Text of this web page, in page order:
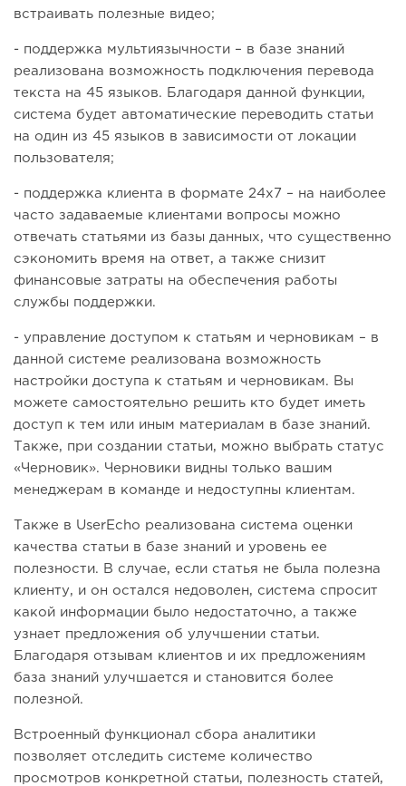
встраивать полезные видео;
- поддержка мультиязычности – в базе знаний
реализована возможность подключения перевода
текста на 45 языков. Благодаря данной функции,
система будет автоматические переводить статьи
на один из 45 языков в зависимости от локации
пользователя;
- поддержка клиента в формате 24х7 – на наиболее
часто задаваемые клиентами вопросы можно
отвечать статьями из базы данных, что существенно
сэкономить время на ответ, а также снизит
финансовые затраты на обеспечения работы
службы поддержки.
- управление доступом к статьям и черновикам – в
данной системе реализована возможность
настройки доступа к статьям и черновикам. Вы
можете самостоятельно решить кто будет иметь
доступ к тем или иным материалам в базе знаний.
Также, при создании статьи, можно выбрать статус
«Черновик». Черновики видны только вашим
менеджерам в команде и недоступны клиентам.
Также в UserEcho реализована система оценки
качества статьи в базе знаний и уровень ее
полезности. В случае, если статья не была полезна
клиенту, и он остался недоволен, система спросит
какой информации было недостаточно, а также
узнает предложения об улучшении статьи.
Благодаря отзывам клиентов и их предложениям
база знаний улучшается и становится более
полезной.
Встроенный функционал сбора аналитики
позволяет отследить системе количество
просмотров конкретной статьи, полезность статей,